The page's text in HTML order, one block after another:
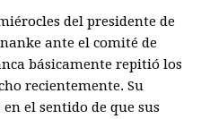
del presidente de
ante el comité de
básicamente repitió los
recientemente. Su
el sentido de que sus